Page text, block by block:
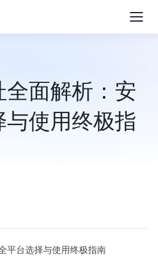
面解析：安
使用终极指
平台选择与使用终极指南